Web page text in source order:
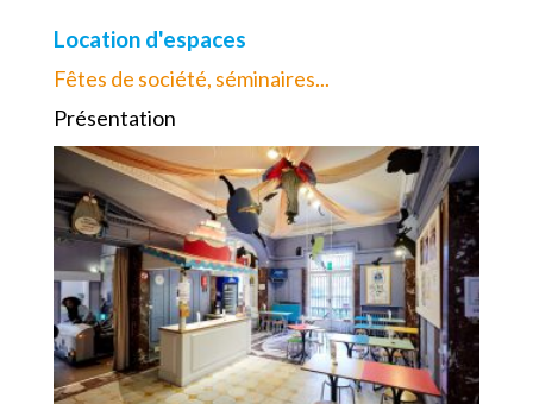
Location d'espaces
Fêtes de société, séminaires...
Présentation